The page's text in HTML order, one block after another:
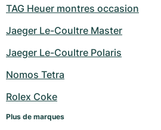
TAG Heuer montres occasion
Jaeger Le-Coultre Master
Jaeger Le-Coultre Polaris
Nomos Tetra
Rolex Coke
Plus de marques